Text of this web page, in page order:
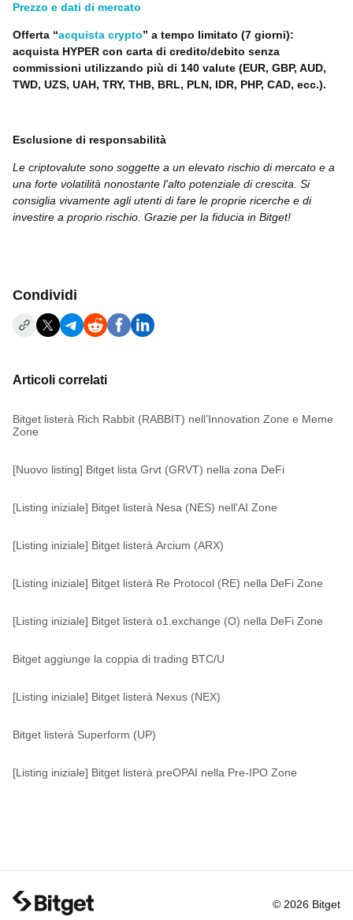
Prezzo e dati di mercato
Offerta “acquista crypto” a tempo limitato (7 giorni):
acquista HYPER con carta di credito/debito senza
commissioni utilizzando più di 140 valute (EUR, GBP, AUD,
TWD, UZS, UAH, TRY, THB, BRL, PLN, IDR, PHP, CAD, ecc.).
Esclusione di responsabilità
Le criptovalute sono soggette a un elevato rischio di mercato e a
una forte volatilità nonostante l'alto potenziale di crescita. Si
consiglia vivamente agli utenti di fare le proprie ricerche e di
investire a proprio rischio. Grazie per la fiducia in Bitget!
Condividi
Articoli correlati
Bitget listerà Rich Rabbit (RABBIT) nell’Innovation Zone e Meme
Zone
[Nuovo listing] Bitget lista Grvt (GRVT) nella zona DeFi
[Listing iniziale] Bitget listerà Nesa (NES) nell'AI Zone
[Listing iniziale] Bitget listerà Arcium (ARX)
[Listing iniziale] Bitget listerà Re Protocol (RE) nella DeFi Zone
[Listing iniziale] Bitget listerà o1.exchange (O) nella DeFi Zone
Bitget aggiunge la coppia di trading BTC/U
[Listing iniziale] Bitget listerà Nexus (NEX)
Bitget listerà Superform (UP)
[Listing iniziale] Bitget listerà preOPAI nella Pre-IPO Zone
© 2026 Bitget